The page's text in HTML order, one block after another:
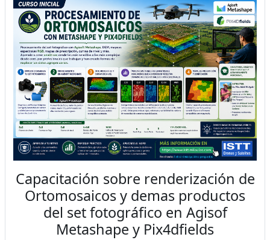
Capacitación sobre renderización de
Ortomosaicos y demas productos
del set fotográfico en Agisof
Metashape y Pix4dfields